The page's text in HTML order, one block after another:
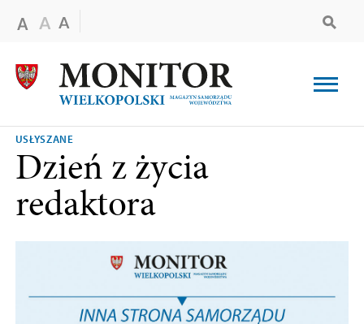
USŁYSZANE
Dzień z życia
redaktora